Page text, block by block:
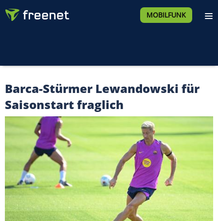
MOBILFUNK
Barca-Stürmer Lewandowski für
Saisonstart fraglich